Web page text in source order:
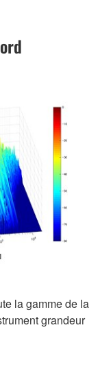
la gamme de la
grandeur